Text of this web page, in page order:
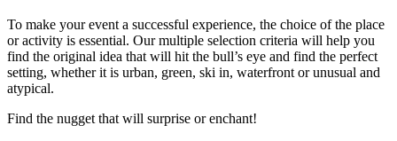
To make your event a successful experience, the choice of the place
or activity is essential. Our multiple selection criteria will help you
find the original idea that will hit the bull’s eye and find the perfect
setting, whether it is urban, green, ski in, waterfront or unusual and
atypical.
Find the nugget that will surprise or enchant!